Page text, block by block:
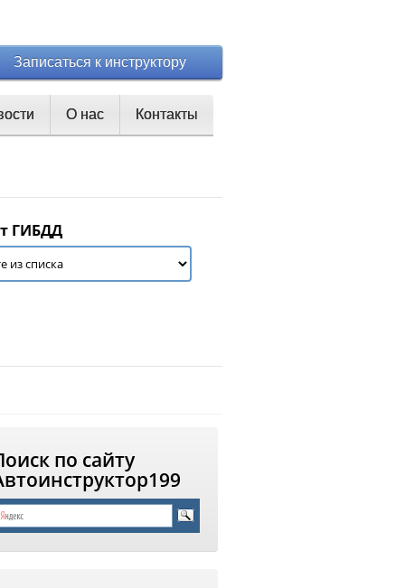
Записаться к инструктору
О нас Контакты
ГИБДД
по сайту